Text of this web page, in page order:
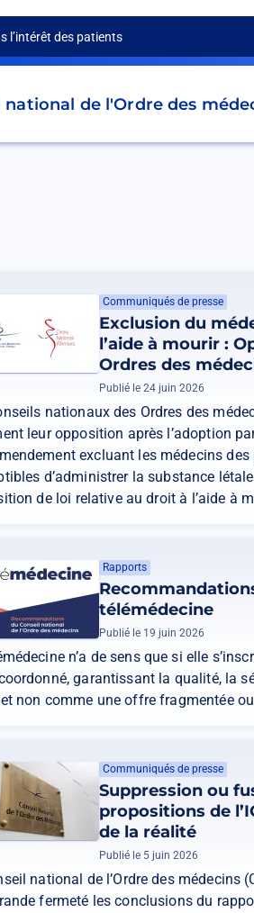
l’intérêt des patients
national de l'Ordre des
Communiqués de presse
Exclusion du
l’aide à mourir :
Ordres des
Publié le 24 juin 2026
nationaux des Ordres des
leur opposition après l’adoption
excluant les médecins
d’administrer la substance
de loi relative au droit à l’aide à
Rapports
télémédecine
Publié le 19 juin 2026
n’a de sens que si elle
garantissant la qualité, la
non comme une offre fragmentée
Communiqués de presse
Suppression ou
propositions de
de la réalité
Publié le 5 juin 2026
national de l’Ordre des médecins
fermeté les conclusions du